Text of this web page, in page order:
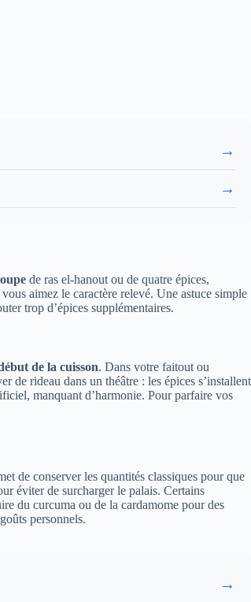
→
→
de ras el-hanout ou de quatre épices,
aimez le caractère relevé. Une astuce simple
trop d’épices supplémentaires.
de la cuisson. Dans votre faitout ou
de rideau dans un théâtre : les épices s’installent
manquant d’harmonie. Pour parfaire vos
de conserver les quantités classiques pour que
éviter de surcharger le palais. Certains
du curcuma ou de la cardamome pour des
personnels.
→